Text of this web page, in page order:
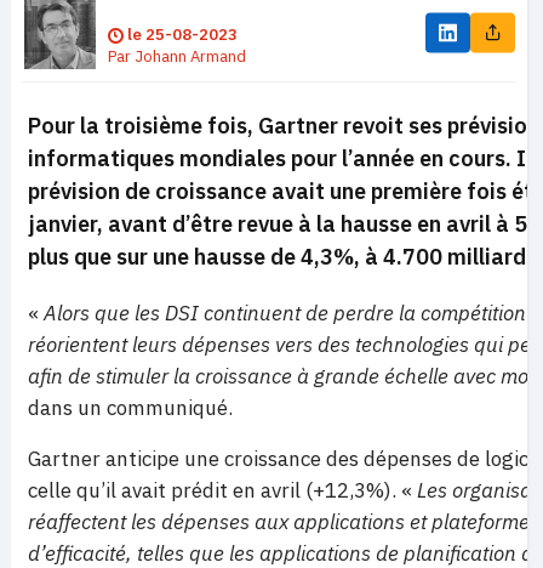
le 25-08-2023
Par Johann Armand
Pour la troisième fois, Gartner revoit ses
informatiques mondiales pour l’année en cours.
prévision de croissance avait une première fois
janvier, avant d’être revue à la hausse en avril à
plus que sur une hausse de 4,3%, à 4.700
«Alors que les DSI continuent de perdre la compétition
réorientent leurs dépenses vers des technologies qui
afin de stimuler la croissance à grande échelle avec
dans un communiqué.
Gartner anticipe une croissance des dépenses de
celle qu’il avait prédit en avril (+12,3%). « Les
réaffectent les dépenses aux applications et
d’efficacité, telles que les applications de planification